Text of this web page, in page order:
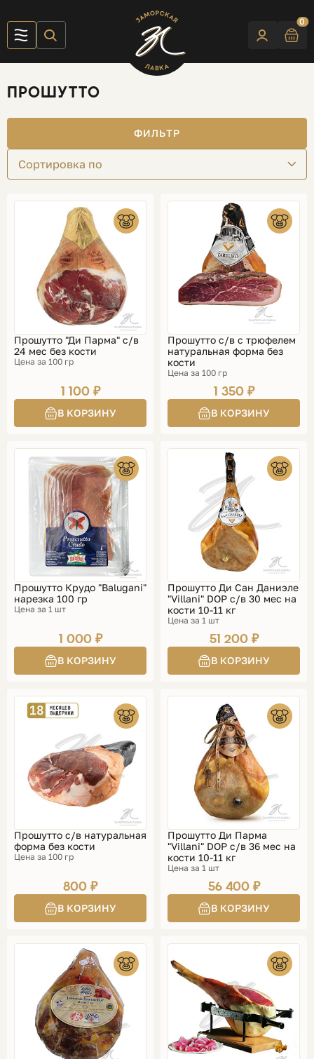
0
ПРОШУТТО
ФИЛЬТР
Сортировка по
Прошутто "Ди Парма" с/в
24 мес без кости
Цена за 100 гр
1 100 ₽
Прошутто с/в с трюфелем
натуральная форма без
кости
Цена за 100 гр
1 350 ₽
Прошутто Крудо "Balugani"
нарезка 100 гр
Цена за 1 шт
1 000 ₽
Прошутто Ди Сан Даниэле
"Villani" DOP с/в 30 мес на
кости 10-11 кг
Цена за 1 шт
51 200 ₽
Прошутто с/в натуральная
форма без кости
Цена за 100 гр
800 ₽
Прошутто Ди Парма
"Villani" DOP с/в 36 мес на
кости 10-11 кг
Цена за 1 шт
56 400 ₽